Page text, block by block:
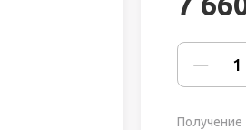
Получение